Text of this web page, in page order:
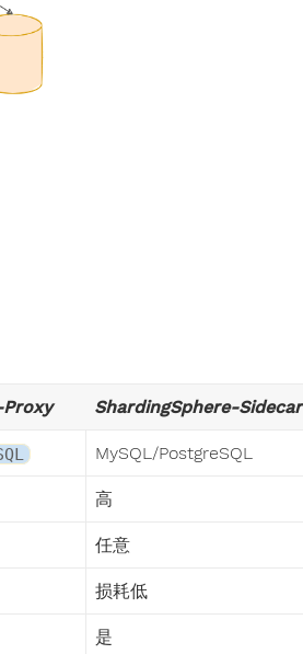
ShardingSphere-Sidecar
MySQL/PostgreSQL
高
任意
损耗低
是